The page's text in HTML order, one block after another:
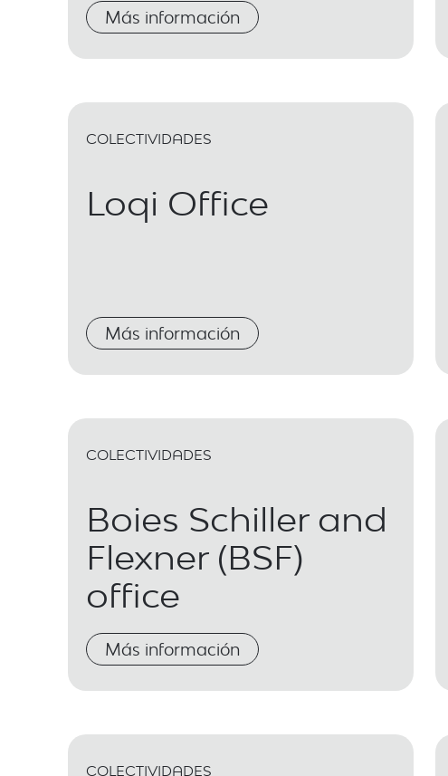
Más información
COLECTIVIDADES
Loqi Office
Más información
COLECTIVIDADES
Boies Schiller and
Flexner (BSF)
office
Más información
COLECTIVIDADES